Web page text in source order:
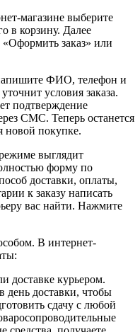
магазине выберите
в корзину. Далее
заказ» или
ФИО, телефон и
условия заказа.
подтверждение
СМС. Теперь останется
новой покупке.
выглядит
форму по
доставки, оплаты,
к заказу написать
вас найти. Нажмите
В интернет-
доставке курьером.
день доставки, чтобы
сдачу с любой